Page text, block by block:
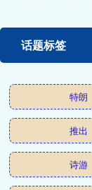
话题标签
特朗
推出
诗游